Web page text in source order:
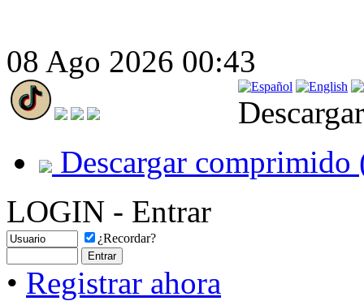
08 Ago 2026 00:43
Descargar comprimido
LOGIN - Entrar
¿Recordar?
• Registrar ahora